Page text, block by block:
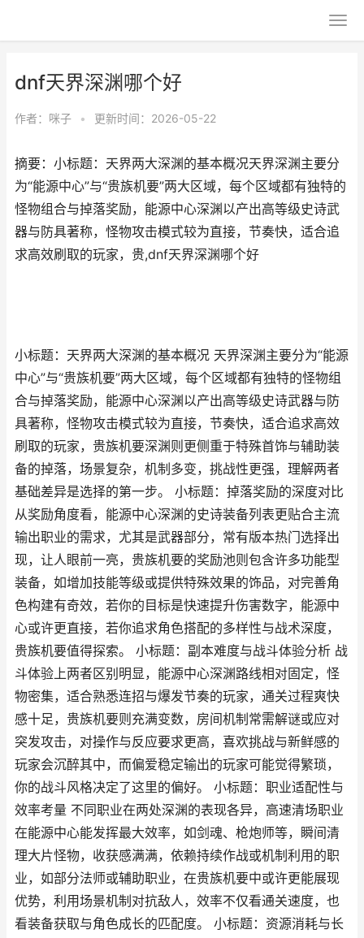
dnf天界深渊哪个好
作者： 咪子 • 更新时间：2026-05-22
摘要：小标题：天界两大深渊的基本概况天界深渊主要分
为“能源中心”与“贵族机要”两大区域，每个区域都有独特的
怪物组合与掉落奖励，能源中心深渊以产出高等级史诗武
器与防具著称，怪物攻击模式较为直接，节奏快，适合追
求高效刷取的玩家，贵,dnf天界深渊哪个好
小标题：天界两大深渊的基本概况 天界深渊主要分为“能源
中心”与“贵族机要”两大区域，每个区域都有独特的怪物组
合与掉落奖励，能源中心深渊以产出高等级史诗武器与防
具著称，怪物攻击模式较为直接，节奏快，适合追求高效
刷取的玩家，贵族机要深渊则更侧重于特殊首饰与辅助装
备的掉落，场景复杂，机制多变，挑战性更强，理解两者
基础差异是选择的第一步。 小标题：掉落奖励的深度对比
从奖励角度看，能源中心深渊的史诗装备列表更贴合主流
输出职业的需求，尤其是武器部分，常有版本热门选择出
现，让人眼前一亮，贵族机要的奖励池则包含许多功能型
装备，如增加技能等级或提供特殊效果的饰品，对完善角
色构建有奇效，若你的目标是快速提升伤害数字，能源中
心或许更直接，若你追求角色搭配的多样性与战术深度，
贵族机要值得探索。 小标题：副本难度与战斗体验分析 战
斗体验上两者区别明显，能源中心深渊路线相对固定，怪
物密集，适合熟悉连招与爆发节奏的玩家，通关过程爽快
感十足，贵族机要则充满变数，房间机制常需解谜或应对
突发攻击，对操作与反应要求更高，喜欢挑战与新鲜感的
玩家会沉醉其中，而偏爱稳定输出的玩家可能觉得繁琐，
你的战斗风格决定了这里的偏好。 小标题：职业适配性与
效率考量 不同职业在两处深渊的表现各异，高速清场职业
在能源中心能发挥最大效率，如剑魂、枪炮师等，瞬间清
理大片怪物，收获感满满，依赖持续作战或机制利用的职
业，如部分法师或辅助职业，在贵族机要中或许更能展现
优势，利用场景机制对抗敌人，效率不仅看通关速度，也
看装备获取与角色成长的匹配度。 小标题：资源消耗与长